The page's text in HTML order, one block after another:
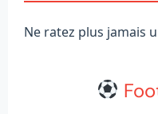
Ne ratez plus jamais